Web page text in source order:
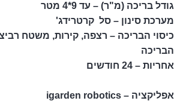
גודל בריכה (מ"ר) – עד 9*4 מטר
מערכת סינון – סל קרטרידג'
כיסוי הבריכה – רצפה, קירות, משטח
הבריכה
אחריות – 24 חודשים
אפליקציה – igarden robotics